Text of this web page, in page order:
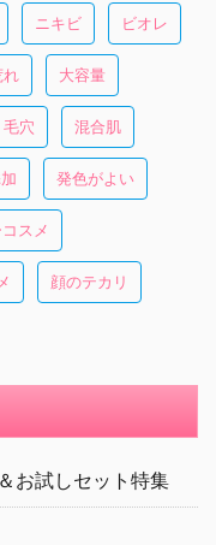
ニキビ ビオレ
れ 大容量
毛穴 混合肌
発色がよい
スメ
顔のテカリ
お試しセット特集